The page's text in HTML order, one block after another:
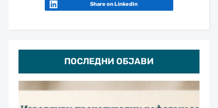
ПОСЛЕДНИ ОБЈАВИ
Share on LinkedIn